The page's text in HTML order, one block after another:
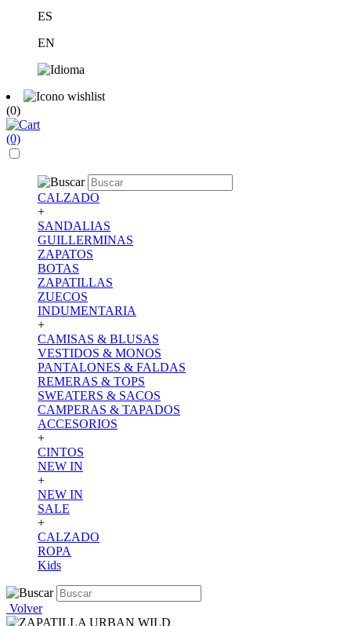
ES
EN
(0)
(0)
CALZADO
+
SANDALIAS
GUILLERMINAS
ZAPATOS
BOTAS
ZAPATILLAS
ZUECOS
INDUMENTARIA
+
CAMISAS & BLUSAS
VESTIDOS & MONOS
PANTALONES & FALDAS
REMERAS & TOPS
SWEATERS & SACOS
CAMPERAS & TAPADOS
ACCESORIOS
+
CINTOS
NEW IN
+
NEW IN
SALE
+
CALZADO
ROPA
Kids
Volver